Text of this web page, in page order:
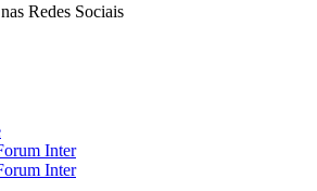
nas Redes Sociais